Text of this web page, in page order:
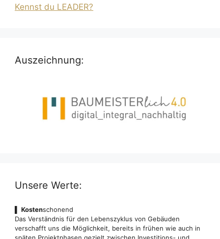
Kennst du LEADER?
Auszeichnung:
Unsere Werte:
Kostenschonend
Das Verständnis für den Lebenszyklus von Gebäuden
verschafft uns die Möglichkeit, bereits in frühen wie auch in